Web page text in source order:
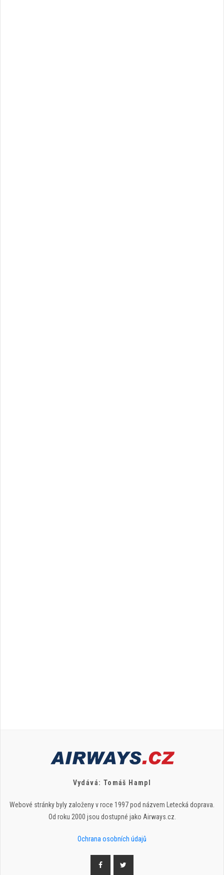
Vydává: Tomáš Hampl
Webové stránky byly založeny v roce 1997 pod názvem Letecká doprava.
Od roku 2000 jsou dostupné jako Airways.cz.
Ochrana osobních údajů